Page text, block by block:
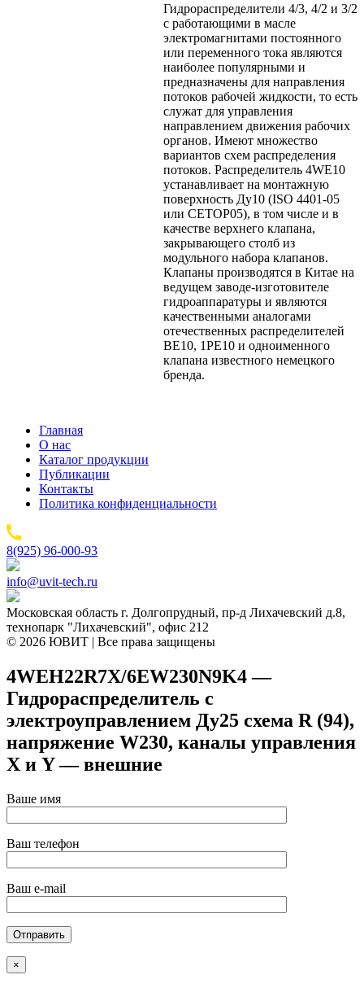
Гидрораспределители 4/3, 4/2 и 3/2
с работающими в масле
электромагнитами постоянного
или переменного тока являются
наиболее популярными и
предназначены для направления
потоков рабочей жидкости, то есть
служат для управления
направлением движения рабочих
органов. Имеют множество
вариантов схем распределения
потоков. Распределитель 4WE10
устанавливает на монтажную
поверхность Ду10 (ISO 4401-05
или CETOP05), в том числе и в
качестве верхнего клапана,
закрывающего столб из
модульного набора клапанов.
Клапаны производятся в Китае на
ведущем заводе-изготовителе
гидроаппаратуры и являются
качественными аналогами
отечественных распределителей
ВЕ10, 1РЕ10 и одноименного
клапана известного немецкого
бренда.
Главная
О нас
Каталог продукции
Публикации
Контакты
Политика конфиденциальности
8(925) 96-000-93
info@uvit-tech.ru
Московская область г. Долгопрудный, пр-д Лихачевский д.8,
технопарк "Лихачевский", офис 212
© 2026 ЮВИТ | Все права защищены
4WEH22R7X/6EW230N9K4 —
Гидрораспределитель с
электроуправлением Ду25 схема R (94),
напряжение W230, каналы управления
X и Y — внешние
Ваше имя
Ваш телефон
Ваш e-mail
×